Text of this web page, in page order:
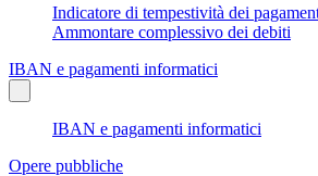
Indicatore di tempestività dei
Ammontare complessivo dei debiti
IBAN e pagamenti informatici
IBAN e pagamenti informatici
Opere pubbliche